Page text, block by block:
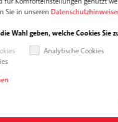
Sie in unseren
Wahl geben, welche Cookies Sie
Analytische Cookies